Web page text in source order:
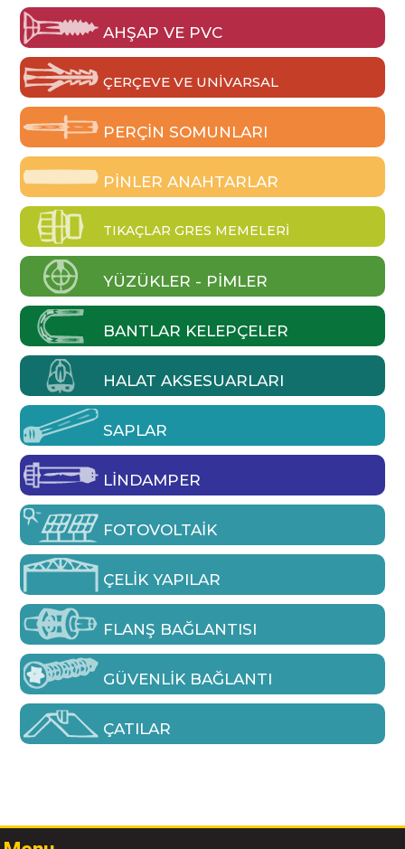
AHŞAP VE PVC
ÇERÇEVE VE UNIVARSAL
PERÇIN SOMUNLARI
PINLER ANAHTARLAR
TIKAÇLAR GRES MEMELERI
YÜZÜKLER - PIMLER
BANTLAR KELEPÇELER
HALAT AKSESUARLARI
SAPLAR
LINDAMPER
FOTOVOLTAIK
ÇELIK YAPILAR
FLANŞ BAĞLANTISI
GÜVENLIK BAĞLANTI
ÇATILAR